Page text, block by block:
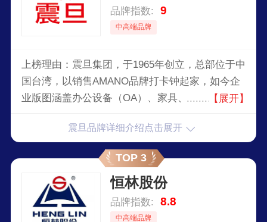
品牌指数: 9
中高端品牌
上榜理由：震旦集团，于1965年创立，总部位于中
国台湾，以销售AMANO品牌打卡钟起家，如今企
业版图涵盖办公设备（OA）、家具、通讯商品等
商品阵容包括办公室自动化设备（传真机、影印
机、打卡钟）、办公家具、手机门号以及资讯软体
【展开】
震旦品牌详细介绍点击展开
TOP 3
恒林股份
品牌指数: 8.8
中高端品牌